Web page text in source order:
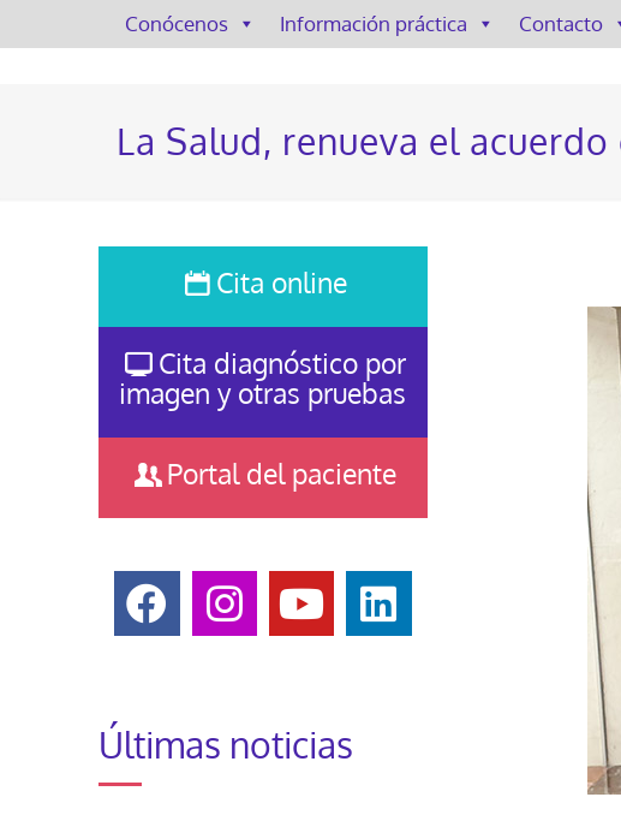
Conócenos Información práctica Contacto
La Salud, renueva el
Cita online
Cita diagnóstico por
imagen y otras pruebas
Portal del paciente
Últimas noticias